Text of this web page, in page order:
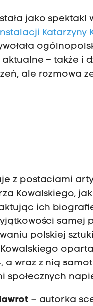
jako spektakl
Katarzyny
aktualne – także i
ale rozmowa
z postaciami
Kowalskiego, jak
ich
samej
polskiej
a wraz z nią
społecznych
– autorka